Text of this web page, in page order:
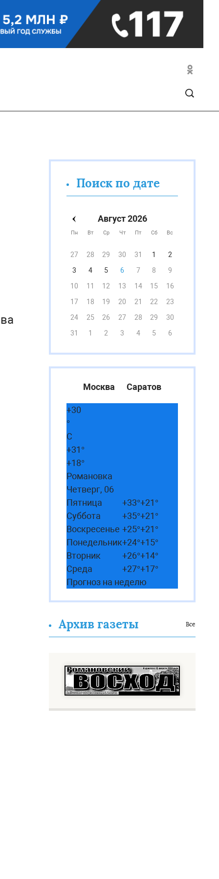
Поиск по дате
Август 2026
Пн Вт Ср Чт Пт Сб Вс
27 28 29 30 31 1
2
3
4 5 6 7 8
9
10
11 12 13 14 15
16
17
18 19 20 21 22
23
24
25 26 27 28 29
30
31
1 2 3 4 5 6
Москва Саратов
+30
°
C
+31°
+18°
Романовка
Четверг, 06
Пятница
+33°+21°
Суббота
+35°+21°
Воскресенье +25°+21°
Понедельник+24°+15°
Вторник
+26°+14°
Среда
+27°+17°
Прогноз на неделю
Архив газеты Все